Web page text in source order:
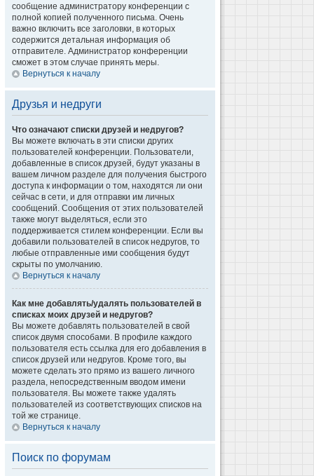
сообщение администратору конференции с
полной копией полученного письма. Очень
важно включить все заголовки, в которых
содержится детальная информация об
отправителе. Администратор конференции
сможет в этом случае принять меры.
Вернуться к началу
Друзья и недруги
Что означают списки друзей и недругов?
Вы можете включать в эти списки других
пользователей конференции. Пользователи,
добавленные в список друзей, будут указаны в
вашем личном разделе для получения быстрого
доступа к информации о том, находятся ли они
сейчас в сети, и для отправки им личных
сообщений. Сообщения от этих пользователей
также могут выделяться, если это
поддерживается стилем конференции. Если вы
добавили пользователей в список недругов, то
любые отправленные ими сообщения будут
скрыты по умолчанию.
Вернуться к началу
Как мне добавлять/удалять пользователей в
списках моих друзей и недругов?
Вы можете добавлять пользователей в свой
список двумя способами. В профиле каждого
пользователя есть ссылка для его добавления в
список друзей или недругов. Кроме того, вы
можете сделать это прямо из вашего личного
раздела, непосредственным вводом имени
пользователя. Вы можете также удалять
пользователей из соответствующих списков на
той же странице.
Вернуться к началу
Поиск по форумам